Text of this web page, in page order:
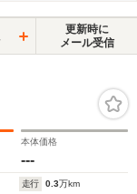
更新時に
メール受信
本体価格
---
走行 0.3万km